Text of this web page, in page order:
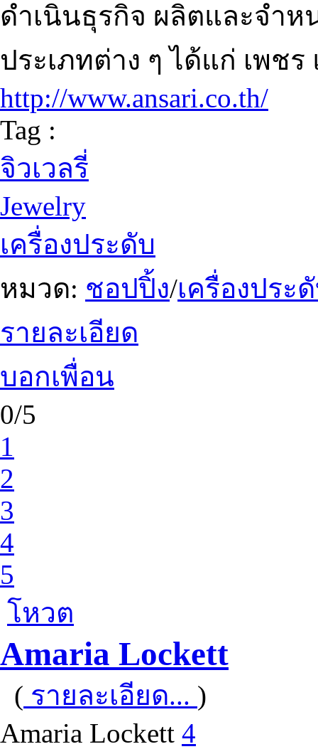
ดำเนินธุรกิจ ผลิตและจำห
ประเภทต่าง ๆ ได้แก่ เพช
http://www.ansari.co.th/
Tag :
จิวเวลรี่
Jewelry
เครื่องประดับ
หมวด: ชอปปิ้ง/เครื่องปร
รายละเอียด
บอกเพื่อน
0/5
1
2
3
4
5
โหวต
Amaria Lockett
( รายละเอียด... )
Amaria Lockett 4